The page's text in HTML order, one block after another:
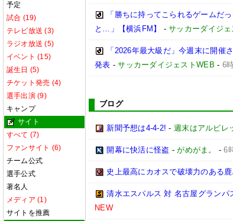
予定
試合 (19)
テレビ放送 (3)
ラジオ放送 (5)
イベント (15)
誕生日 (5)
チケット発売 (4)
選手出演 (9)
キャンプ
サイト
すべて (7)
ファンサイト (6)
チーム公式
選手公式
著名人
メディア (1)
サイトを推薦
「勝ちに持ってこられるゲームだ
と…」【横浜FM】
-サッカーダイジ
「2026年最大級だ」今週末に開催
発表 -サッカーダイジェストWEB - 6
ブログ
新聞予想は4-4-2! -週末はアルビレ
開幕に快活に怪盗 -がめがま。 -6
史上最高にカオスで破壊力のある
清水エスパルス 対 名古屋グラン
NEW